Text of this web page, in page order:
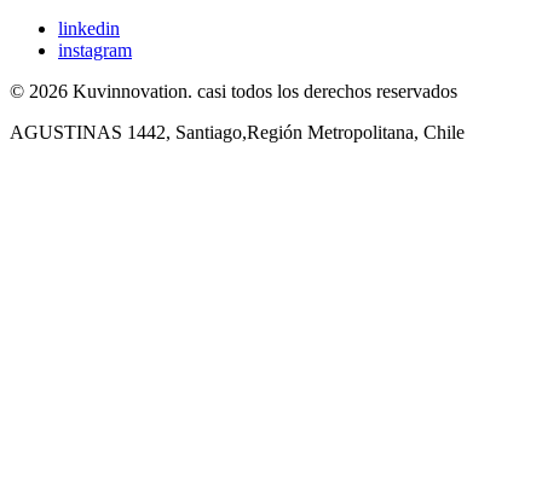
linkedin
instagram
© 2026 Kuvinnovation. casi todos los derechos reservados
AGUSTINAS 1442, Santiago,Región Metropolitana, Chile